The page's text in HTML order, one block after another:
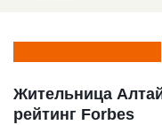
Жительница
рейтинг Forbes